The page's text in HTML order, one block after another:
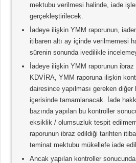
mektubu verilmesi halinde, iade
gerçekleştirilecek.
İadeye ilişkin YMM raporunun,
itibaren altı ay içinde verilmemesi
sürenin sonunda ivedilikle
İadeye ilişkin YMM raporunun
KDVİRA, YMM raporuna ilişkin
dairesince yapılması gereken
içerisinde tamamlanacak. İade
bazında yapılan bu kontroller
eksiklik / olumsuzluk tespit
raporunun ibraz edildiği tarihten
teminat mektubu mükellefe iade
Ancak yapılan kontroller